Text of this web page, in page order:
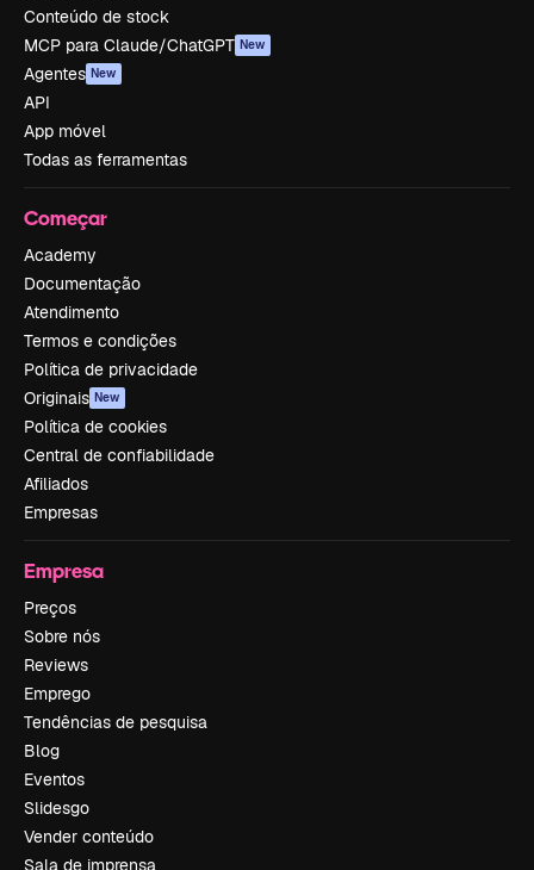
Conteúdo de stock
MCP para Claude/ChatGPT New
Agentes New
API
App móvel
Todas as ferramentas
Começar
Academy
Documentação
Atendimento
Termos e condições
Política de privacidade
Originais New
Política de cookies
Central de confiabilidade
Afiliados
Empresas
Empresa
Preços
Sobre nós
Reviews
Emprego
Tendências de pesquisa
Blog
Eventos
Slidesgo
Vender conteúdo
Sala de imprensa